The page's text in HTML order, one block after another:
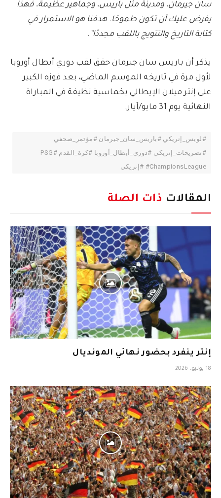
سان جيرمان، ومدينة مثل باريس، وجماهير عظيمة، فهذا
يفرض عليك أن تكون طموحًا. هدفنا هو الاستمرار في
كتابة التاريخ والتتويج باللقب مجددًا”.
يذكر أن باريس سان جيرمان حقق لقب دوري أبطال أوروبا
لأول مرة في تاريخه الموسم الماضي، بعد فوزه الكبير
على إنتر ميلان الإيطالي بخماسية نظيفة في المباراة
النهائية يوم 31 مايو/آيار.
#لويس_إنريكي #باريس_سان_جيرمان #مؤتمر_صحفي
#تصريحات_إنريكي #دوري_أبطال_أوروبا #كرة_القدم #PSG
#ChampionsLeague #إنريكي
المقالات ذات الصلة
إنتر ينفرد بحضور نهائي المونديال
18 يوليو، 2026